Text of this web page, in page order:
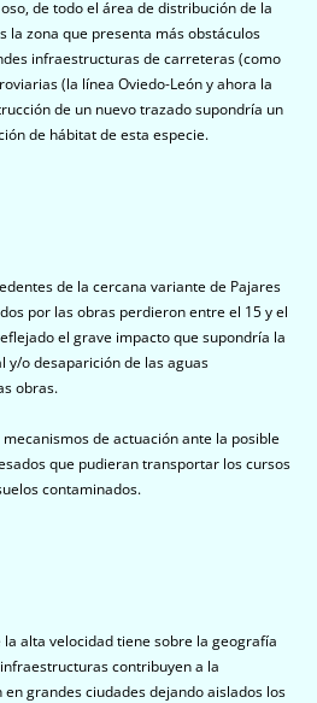
de todo el área de distribución de la
la zona que presenta más obstáculos
infraestructuras de carreteras (como
(la línea Oviedo-León y ahora la
de un nuevo trazado supondría un
de hábitat de esta especie.
de la cercana variante de Pajares
por las obras perdieron entre el 15 y el
el grave impacto que supondría la
y/o desaparición de las aguas
obras.
de actuación ante la posible
que pudieran transportar los cursos
contaminados.
alta velocidad tiene sobre la geografía
contribuyen a la
grandes ciudades dejando aislados los